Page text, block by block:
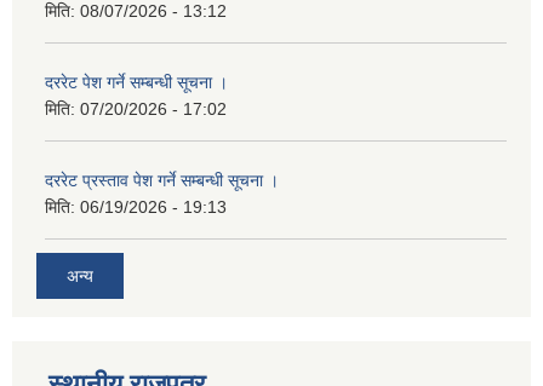
मिति: 08/07/2026 - 13:12
दररेट पेश गर्ने सम्बन्धी सूचना ।
मिति: 07/20/2026 - 17:02
दररेट प्रस्ताव पेश गर्ने सम्बन्धी सूचना ।
मिति: 06/19/2026 - 19:13
अन्य